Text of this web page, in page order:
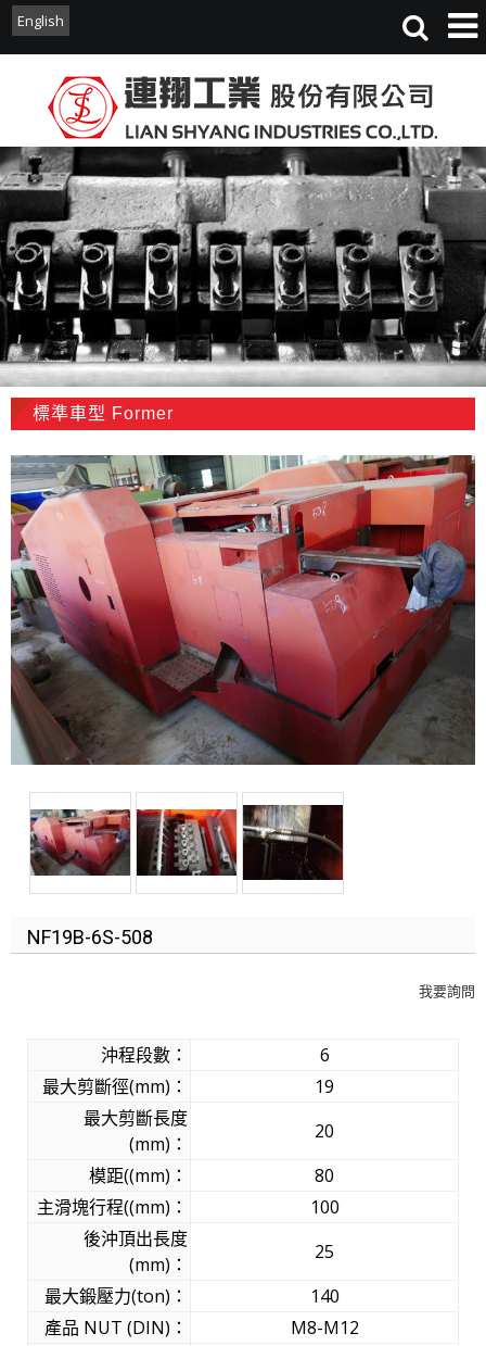
English
English
標準車型 Former
NF19B-6S-508
我要詢問
沖程段數：
6
最大剪斷徑(mm)：
19
最大剪斷長度
(mm)：
20
模距((mm)：
80
主滑塊行程((mm)：
100
後沖頂出長度
(mm)：
25
最大鍛壓力(ton)：
140
產品 NUT (DIN)：
M8-M12